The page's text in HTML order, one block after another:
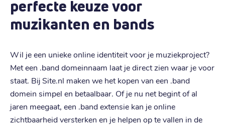
perfecte keuze voor
muzikanten en bands
Wil je een unieke online identiteit voor je muziekproject?
Met een .band domeinnaam laat je direct zien waar je voor
staat. Bij Site.nl maken we het kopen van een .band
domein simpel en betaalbaar. Of je nu net begint of al
jaren meegaat, een .band extensie kan je online
zichtbaarheid versterken en je helpen op te vallen in de